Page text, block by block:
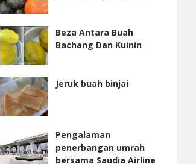
Beza Antara Buah
Bachang Dan Kuinin
Jeruk buah binjai
Pengalaman
penerbangan umrah
bersama Saudia Airline